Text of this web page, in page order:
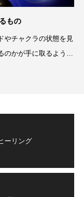
もの
やチャクラの状態を見
かが手に取るように
ーリング